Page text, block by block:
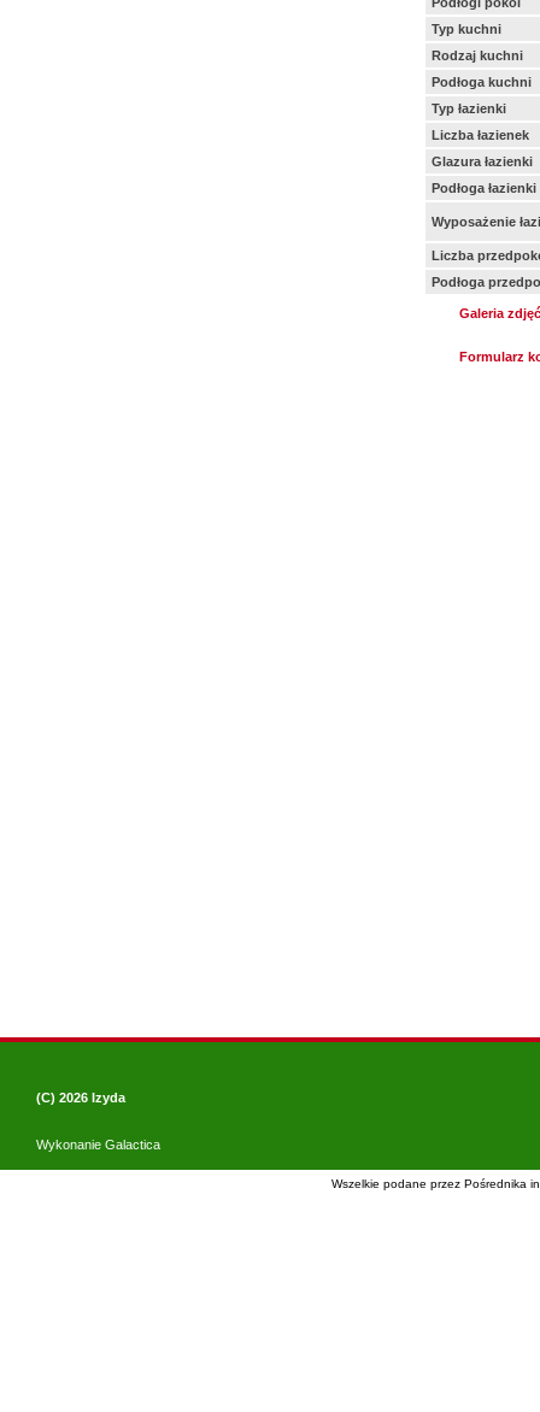
Typ kuchni
Rodzaj kuchni
Podłoga kuchni
Typ łazienki
Liczba łazienek
Glazura łazienki
Podłoga łazienki
Wyposażenie
Liczba
Podłoga
Galeria zdjęć
Formularz
(C) 2026 Izyda
Wykonanie Galactica
Wszelkie podane przez Pośrednika